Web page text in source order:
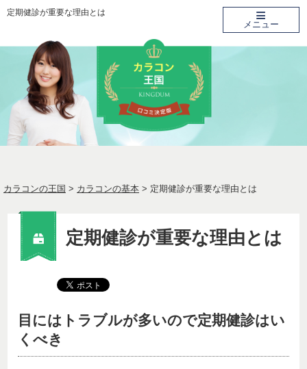
定期健診が重要な理由とは ≡
メニュー
カラコンの王国 > カラコンの基本 > 定期健診が重要な理由とは
定期健診が重要な理由とは
目にはトラブルが多いので定期健診はい
くべき